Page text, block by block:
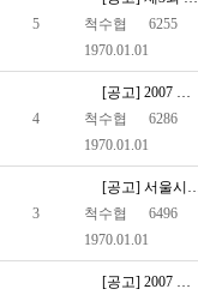
5
척수협
6255
1970.01.01
4
[공고] 2007 서울특별시 사회복지기금(장애인복지계정)지원사업…
척수협
6286
1970.01.01
3
[공고] 서울시도시철도공사 역사 內 E/V 고장 시 휴대폰 문자…
척수협
6496
1970.01.01
[공고] 2007 한국장애인재단 지원사업 선정 2007-0…